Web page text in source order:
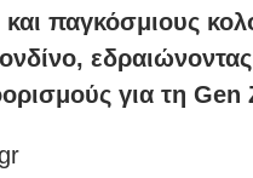
παγκόσμιους
για τη Gen